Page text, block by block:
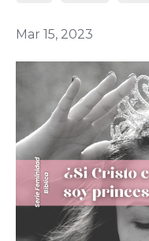
Mar 15, 2023